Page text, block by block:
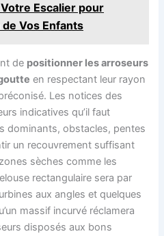
Escalier pour
Vos Enfants
de positionner les arroseurs
en respectant leur rayon
Les notices des
indicatives qu’il faut
dominants, obstacles, pentes
un recouvrement suffisant
sèches comme les
rectangulaire sera par
aux angles et quelques
massif incurvé réclamera
disposés aux bons